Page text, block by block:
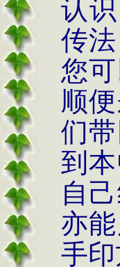
认
传
您
顺
们
到
自
亦
手印